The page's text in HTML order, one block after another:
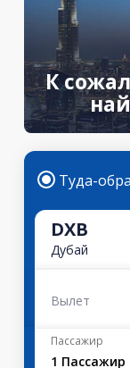
К
Туда-
DXB
Дубай
Вылет
Пассажир
1 Пассажир